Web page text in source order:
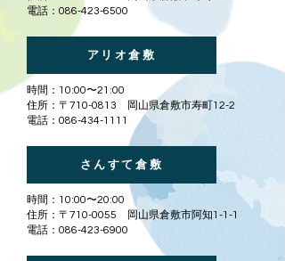
電話：086-423-6500
アリオ倉敷
​時間：10:00〜21:00
住所：〒710-0813 岡山県倉敷市寿町12-2
電話：086-434-1111
さんすて倉敷
​時間：10:00〜20:00
住所：〒710-0055 岡山県倉敷市阿知1-1-1
電話：086-423-6900